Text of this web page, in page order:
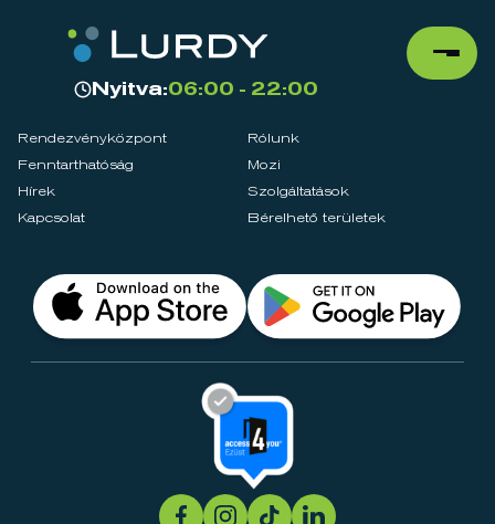
Nyitva:06:00 - 22:00
Rendezvényközpont
Rólunk
Fenntarthatóság
Mozi
Hírek
Szolgáltatások
Kapcsolat
Bérelhető területek